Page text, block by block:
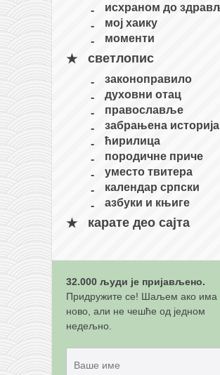
исхраном до
мој хаику
моменти
светлопис
законоправило
духовни отац
православље
забрањена историја
ћирилица
породичне приче
уместо твитера
календар српски
азбуки и књиге
карате део сајта
32.000 људи је пријављено.
Придружите се! Шаљем ако има
ново, али не чешће од једном
недељно.